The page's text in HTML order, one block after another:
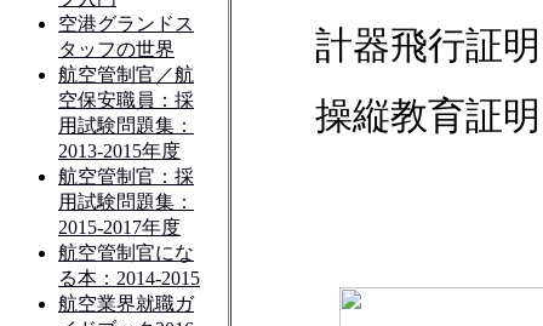
計器飛行証明
操縦教育証明